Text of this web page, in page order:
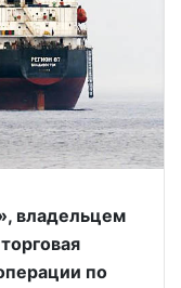
владельцем
по